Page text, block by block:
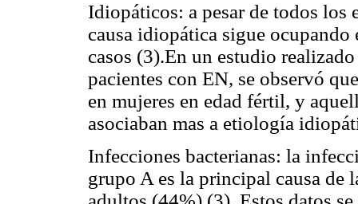
Idiopáticos: a pesar de todos
causa idiopática sigue
casos (3).En un estudio
pacientes con EN, se observó
en mujeres en edad fértil, y
asociaban mas a etiología
Infecciones bacterianas: la
grupo A es la principal causa de